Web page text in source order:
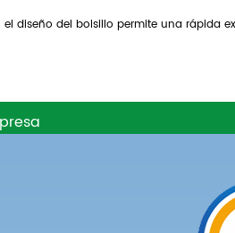
diseño del bolsillo permite una rápida